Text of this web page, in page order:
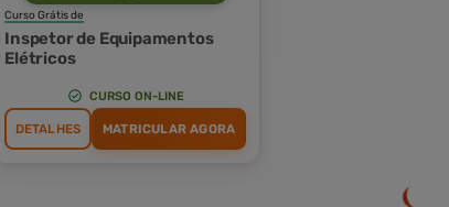
Curso Grátis de
Inspetor de Equipamentos
Elétricos
CURSO ON-LINE
DETALHES MATRICULAR AGORA